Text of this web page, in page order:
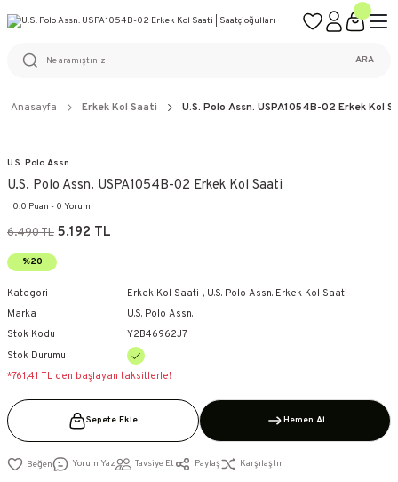
%100 ORİJİNAL ÜRÜN GARANTİSİ
ARA
Anasayfa Erkek Kol Saati U.S. Polo Assn. USPA1054B-02 Erkek Kol
U.S. Polo Assn.
U.S. Polo Assn. USPA1054B-02 Erkek Kol Saati
0.0 Puan - 0 Yorum
6.490 TL 5.192 TL
%20
Kategori Erkek Kol Saati , U.S. Polo Assn. Erkek Kol Saati
Marka
U.S. Polo Assn.
Stok Kodu
Y2B46962J7
Stok Durumu
*761,41 TL den başlayan taksitlerle!
Sepete Ekle Hemen Al
Yorum Yaz Tavsiye Et Paylaş Karşılaştır